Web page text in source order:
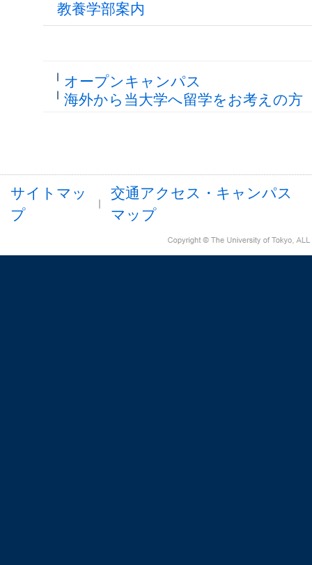
教養学部案内
オープンキャンパス
海外から当大学へ留学をお考えの方
サイトマッ
プ
交通アクセス・キャンパス
マップ